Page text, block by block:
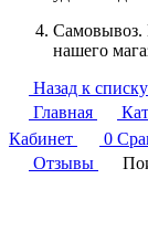
Самовывоз.
нашего
Назад к списку
Главная
Кабинет
0
Отзывы